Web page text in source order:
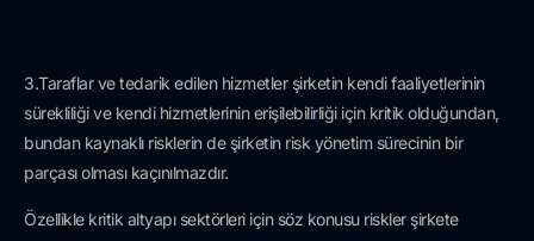
3.Taraflar ve tedarik edilen hizmetler şirketin kendi faaliyetlerinin
sürekliliği ve kendi hizmetlerinin erişilebilirliği için kritik olduğundan,
bundan kaynaklı risklerin de şirketin risk yönetim sürecinin bir
parçası olması kaçınılmazdır.
Özellikle kritik altyapı sektörleri için söz konusu riskler şirkete